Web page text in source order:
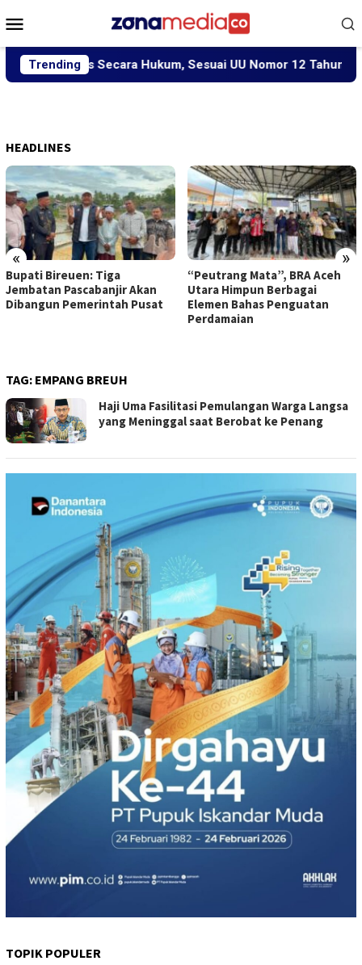
ke
Mobile
Trending
Secara Hukum, Sesuai UU Nomor 12 Tahun 2022
HEADLINES
« »
Bupati Bireuen: Tiga
Jembatan Pascabanjir Akan
Dibangun Pemerintah Pusat
“Peutrang Mata”, BRA Aceh
Utara Himpun Berbagai
Elemen Bahas Penguatan
Perdamaian
TAG: EMPANG BREUH
Haji Uma Fasilitasi Pemulangan Warga Langsa
yang Meninggal saat Berobat ke Penang
TOPIK POPULER